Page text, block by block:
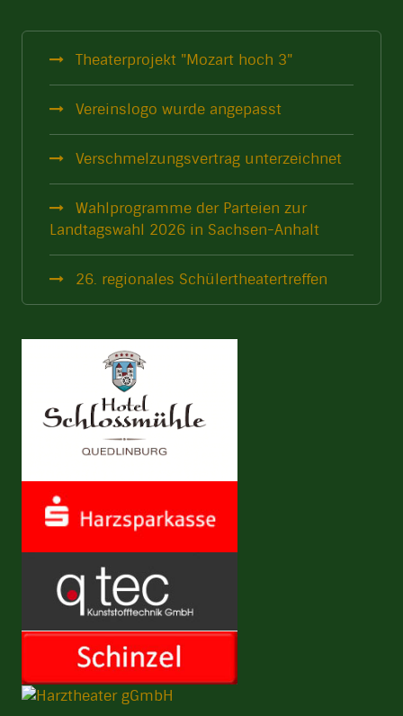
Theaterprojekt "Mozart hoch 3"
Vereinslogo wurde angepasst
Verschmelzungsvertrag unterzeichnet
Wahlprogramme der Parteien zur
Landtagswahl 2026 in Sachsen-Anhalt
26. regionales Schülertheatertreffen